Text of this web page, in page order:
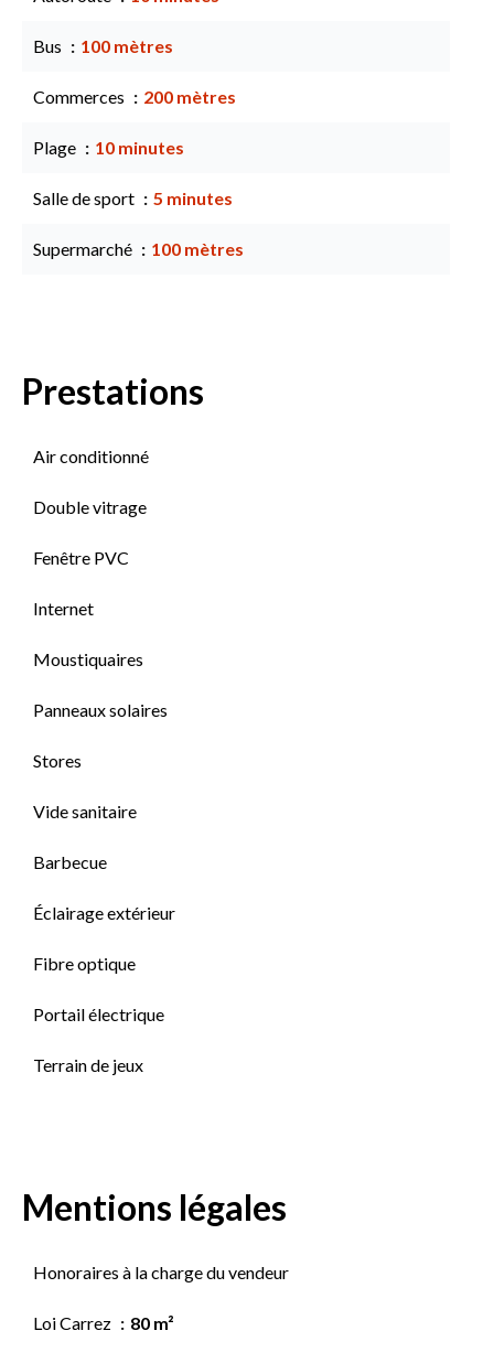
Bus 100 mètres
Commerces 200 mètres
Plage 10 minutes
Salle de sport 5 minutes
Supermarché 100 mètres
Prestations
Air conditionné
Double vitrage
Fenêtre PVC
Internet
Moustiquaires
Panneaux solaires
Stores
Vide sanitaire
Barbecue
Éclairage extérieur
Fibre optique
Portail électrique
Terrain de jeux
Mentions légales
Honoraires à la charge du vendeur
Loi Carrez 80 m²